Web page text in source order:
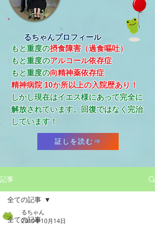
るちゃんプロフィール
もと重度の摂食障害（過食嘔吐）
もと重度のアルコール依存症
​もと重度の向精神薬依存症
精神病院 10か所以上の入院歴あり！
​しかし現在はイエス様にあって完全に
解放されています。回復ではなく完治
しています！
証しを読む⇒
記事
全ての記事
全ての記事
るちゃん
2019年10月14日